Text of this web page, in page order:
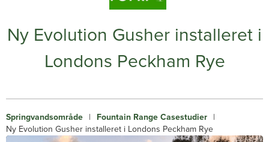
Ny Evolution Gusher installeret i
Londons Peckham Rye
Springvandsområde | Fountain Range Casestudier |
Ny Evolution Gusher installeret i Londons Peckham Rye